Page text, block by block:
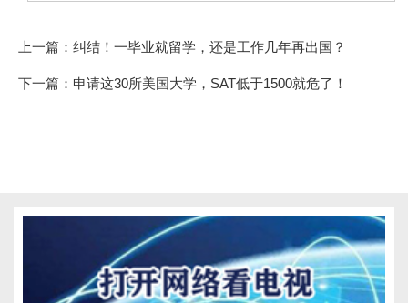
上一篇： 纠结！一毕业就留学，还是工作几年再出国？
下一篇： 申请这30所美国大学，SAT低于1500就危了！